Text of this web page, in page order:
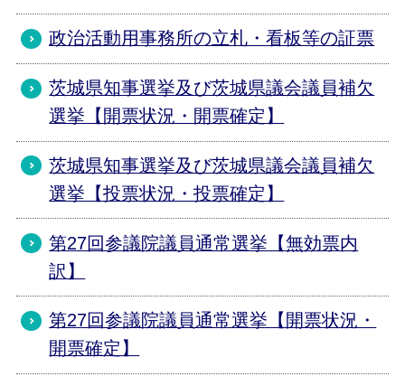
政治活動用事務所の立札・看板等の証票
茨城県知事選挙及び茨城県議会議員補欠
選挙【開票状況・開票確定】
茨城県知事選挙及び茨城県議会議員補欠
選挙【投票状況・投票確定】
第27回参議院議員通常選挙【無効票内
訳】
第27回参議院議員通常選挙【開票状況・
開票確定】